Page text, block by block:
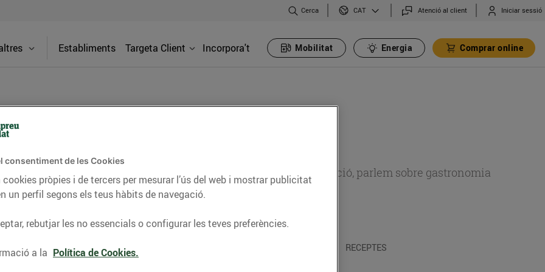
Cerca CAT Atenció al client Iniciar sessió
Establiments Targeta Client Incorpora't Mobilitat Energia Comprar online
consells nutricionals, informació d’actualitat sobre alimentació, parlem sobre gastronomia
del nostre territori i molts altres temes.
CONSELLS I HÀBITS SALUDABLES RECEPTES
consentiment de les Cookies
pròpies i de tercers per mesurar l’ús del web i mostrar publicitat
un perfil segons els teus hàbits de navegació.
rebutjar les no essencials o configurar les teves preferències.
a la Política de Cookies.